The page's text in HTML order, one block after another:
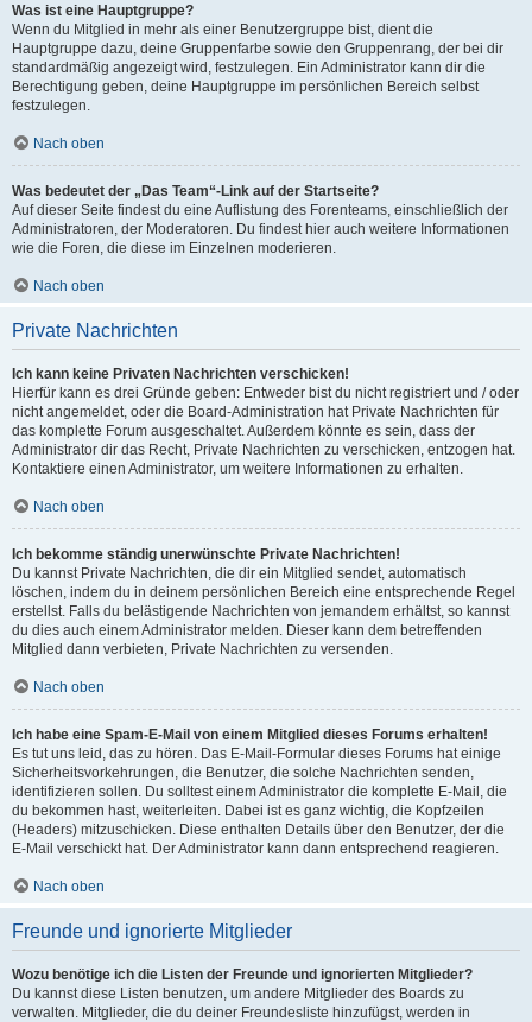
Was ist eine Hauptgruppe?
Wenn du Mitglied in mehr als einer Benutzergruppe bist, dient die
Hauptgruppe dazu, deine Gruppenfarbe sowie den Gruppenrang, der bei dir
standardmäßig angezeigt wird, festzulegen. Ein Administrator kann dir die
Berechtigung geben, deine Hauptgruppe im persönlichen Bereich selbst
festzulegen.
Nach oben
Was bedeutet der „Das Team“-Link auf der Startseite?
Auf dieser Seite findest du eine Auflistung des Forenteams, einschließlich der
Administratoren, der Moderatoren. Du findest hier auch weitere Informationen
wie die Foren, die diese im Einzelnen moderieren.
Nach oben
Private Nachrichten
Ich kann keine Privaten Nachrichten verschicken!
Hierfür kann es drei Gründe geben: Entweder bist du nicht registriert und / oder
nicht angemeldet, oder die Board-Administration hat Private Nachrichten für
das komplette Forum ausgeschaltet. Außerdem könnte es sein, dass der
Administrator dir das Recht, Private Nachrichten zu verschicken, entzogen hat.
Kontaktiere einen Administrator, um weitere Informationen zu erhalten.
Nach oben
Ich bekomme ständig unerwünschte Private Nachrichten!
Du kannst Private Nachrichten, die dir ein Mitglied sendet, automatisch
löschen, indem du in deinem persönlichen Bereich eine entsprechende Regel
erstellst. Falls du belästigende Nachrichten von jemandem erhältst, so kannst
du dies auch einem Administrator melden. Dieser kann dem betreffenden
Mitglied dann verbieten, Private Nachrichten zu versenden.
Nach oben
Ich habe eine Spam-E-Mail von einem Mitglied dieses Forums erhalten!
Es tut uns leid, das zu hören. Das E-Mail-Formular dieses Forums hat einige
Sicherheitsvorkehrungen, die Benutzer, die solche Nachrichten senden,
identifizieren sollen. Du solltest einem Administrator die komplette E-Mail, die
du bekommen hast, weiterleiten. Dabei ist es ganz wichtig, die Kopfzeilen
(Headers) mitzuschicken. Diese enthalten Details über den Benutzer, der die
E-Mail verschickt hat. Der Administrator kann dann entsprechend reagieren.
Nach oben
Freunde und ignorierte Mitglieder
Wozu benötige ich die Listen der Freunde und ignorierten Mitglieder?
Du kannst diese Listen benutzen, um andere Mitglieder des Boards zu
verwalten. Mitglieder, die du deiner Freundesliste hinzufügst, werden in